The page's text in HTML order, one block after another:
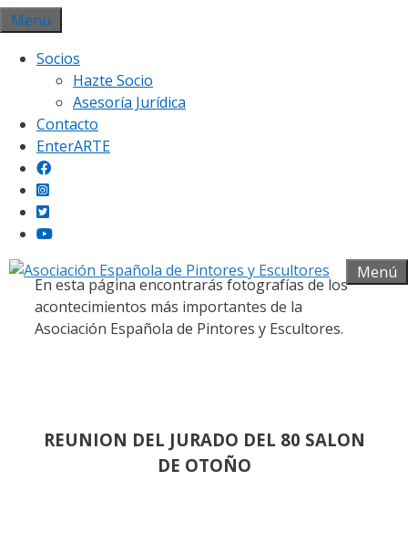
Saltar
al
contenido
Menu
Socios
Hazte Socio
Asesoría Jurídica
Contacto
EnterARTE
Menú
Galería fotográfica
En esta página encontrarás fotografías de los
acontecimientos más importantes de la
Asociación Española de Pintores y Escultores.
REUNION DEL JURADO DEL 80 SALON
DE OTOÑO